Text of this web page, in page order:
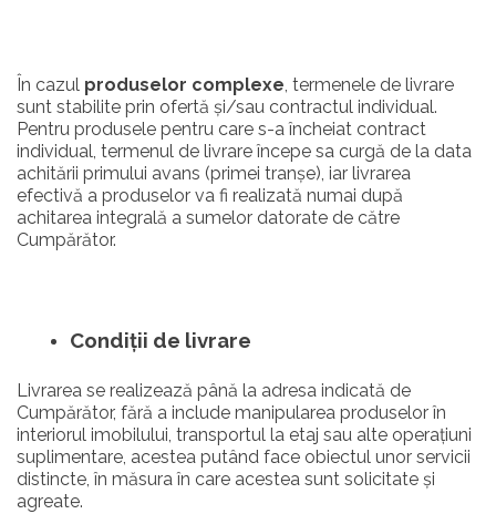
În cazul produselor complexe, termenele de livrare
sunt stabilite prin ofertă și/sau contractul individual.
Pentru produsele pentru care s-a încheiat contract
individual, termenul de livrare începe sa curgă de la data
achitării primului avans (primei tranșe), iar livrarea
efectivă a produselor va fi realizată numai după
achitarea integrală a sumelor datorate de către
Cumpărător.
Condiții de livrare
Livrarea se realizează până la adresa indicată de
Cumpărător, fără a include manipularea produselor în
interiorul imobilului, transportul la etaj sau alte operațiuni
suplimentare, acestea putând face obiectul unor servicii
distincte, în măsura în care acestea sunt solicitate și
agreate.